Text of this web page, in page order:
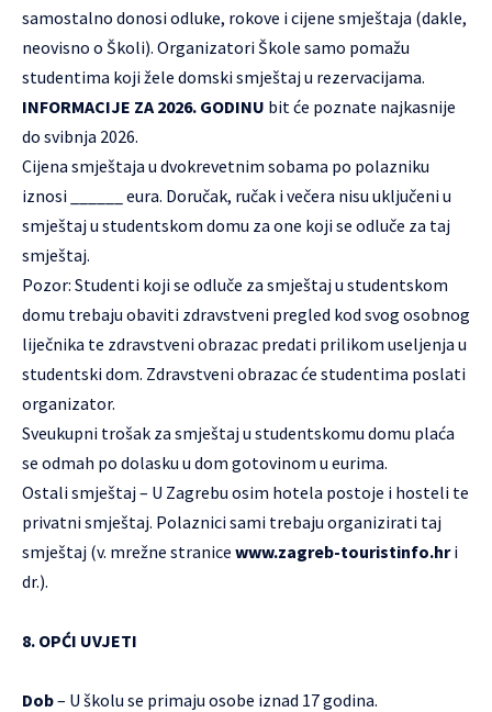
samostalno donosi odluke, rokove i cijene smještaja (dakle,
neovisno o Školi). Organizatori Škole samo pomažu
studentima koji žele domski smještaj u rezervacijama.
INFORMACIJE ZA 2026. GODINU bit će poznate najkasnije
do svibnja 2026.
Cijena smještaja u dvokrevetnim sobama po polazniku
iznosi ______ eura. Doručak, ručak i večera nisu uključeni u
smještaj u studentskom domu za one koji se odluče za taj
smještaj.
Pozor: Studenti koji se odluče za smještaj u studentskom
domu trebaju obaviti zdravstveni pregled kod svog osobnog
liječnika te zdravstveni obrazac predati prilikom useljenja u
studentski dom. Zdravstveni obrazac će studentima poslati
organizator.
Sveukupni trošak za smještaj u studentskomu domu plaća
se odmah po dolasku u dom gotovinom u eurima.
Ostali smještaj – U Zagrebu osim hotela postoje i hosteli te
privatni smještaj. Polaznici sami trebaju organizirati taj
smještaj (v. mrežne stranice www.zagreb-touristinfo.hri
dr.).
8. OPĆI UVJETI
Dob– U školu se primaju osobe iznad 17 godina.